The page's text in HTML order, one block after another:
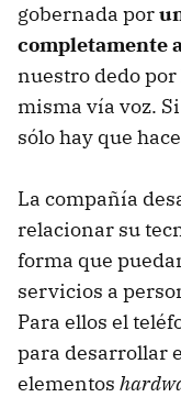
gobernada por
completamente
nuestro dedo
misma vía voz.
sólo hay que
La compañía
relacionar su
forma que
servicios a
Para ellos el
para desarrollar
elementos